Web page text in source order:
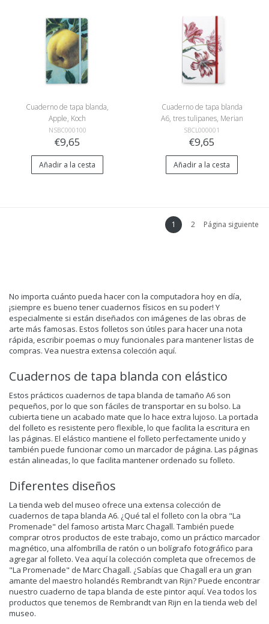
Cuaderno de tapa blanda,
Apple, Koch
NSBC000100
€9,65
Añadir a la cesta
Cuaderno de tapa blanda
A6, tres tulipanes, Merian
SBCL000001
€9,65
Añadir a la cesta
1 2 Página siguiente
No importa cuánto pueda hacer con la computadora hoy en día,
¡siempre es bueno tener cuadernos físicos en su poder! Y
especialmente si están diseñados con imágenes de las obras de
arte más famosas. Estos folletos son útiles para hacer una nota
rápida, escribir poemas o muy funcionales para mantener listas de
compras. Vea nuestra extensa colección aquí.
Cuadernos de tapa blanda con elástico
Estos prácticos cuadernos de tapa blanda de tamaño A6 son
pequeños, por lo que son fáciles de transportar en su bolso. La
cubierta tiene un acabado mate que lo hace extra lujoso. La portada
del folleto es resistente pero flexible, lo que facilita la escritura en
las páginas. El elástico mantiene el folleto perfectamente unido y
también puede funcionar como un marcador de página. Las páginas
están alineadas, lo que facilita mantener ordenado su folleto.
Diferentes diseños
La tienda web del museo ofrece una extensa colección de
cuadernos de tapa blanda A6. ¿Qué tal el folleto con la obra "La
Promenade" del famoso artista Marc Chagall. También puede
comprar otros productos de este trabajo, como un práctico marcador
magnético, una alfombrilla de ratón o un bolígrafo fotográfico para
agregar al folleto. Vea aquí la colección completa que ofrecemos de
"La Promenade" de Marc Chagall. ¿Sabías que Chagall era un gran
amante del maestro holandés Rembrandt van Rijn? Puede encontrar
nuestro cuaderno de tapa blanda de este pintor aquí. Vea todos los
productos que tenemos de Rembrandt van Rijn en la tienda web del
museo.